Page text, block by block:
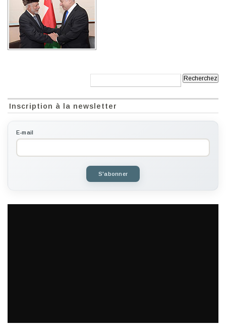
Inscription à la newsletter
E-mail
S'abonner